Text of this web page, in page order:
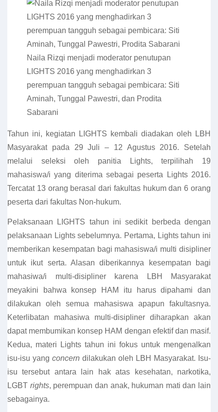
Naila Rizqi menjadi moderator penutupan
LIGHTS 2016 yang menghadirkan 3
perempuan tangguh sebagai pembicara: Siti
Aminah, Tunggal Pawestri, dan Prodita
Sabarani
Tahun ini, kegiatan LIGHTS kembali diadakan oleh LBH
Masyarakat pada 29 Juli – 12 Agustus 2016. Setelah
melalui seleksi oleh panitia Lights, terpilihah 19
mahasiswa/i yang diterima sebagai peserta Lights 2016.
Tercatat 13 orang berasal dari fakultas hukum dan 6 orang
peserta dari fakultas Non-hukum.
Pelaksanaan LIGHTS tahun ini sedikit berbeda dengan
pelaksanaan Lights sebelumnya. Pertama, Lights tahun ini
memberikan kesempatan bagi mahasiswa/i multi disipliner
untuk ikut serta. Alasan diberikannya kesempatan bagi
mahasiwa/i multi-disipliner karena LBH Masyarakat
meyakini bahwa konsep HAM itu harus dipahami dan
dilakukan oleh semua mahasiswa apapun fakultasnya.
Keterlibatan mahasiwa multi-disipliner diharapkan akan
dapat membumikan konsep HAM dengan efektif dan masif.
Kedua, materi Lights tahun ini fokus untuk mengenalkan
isu-isu yang concern dilakukan oleh LBH Masyarakat. Isu-
isu tersebut antara lain hak atas kesehatan, narkotika,
LGBT rights, perempuan dan anak, hukuman mati dan lain
sebagainya.